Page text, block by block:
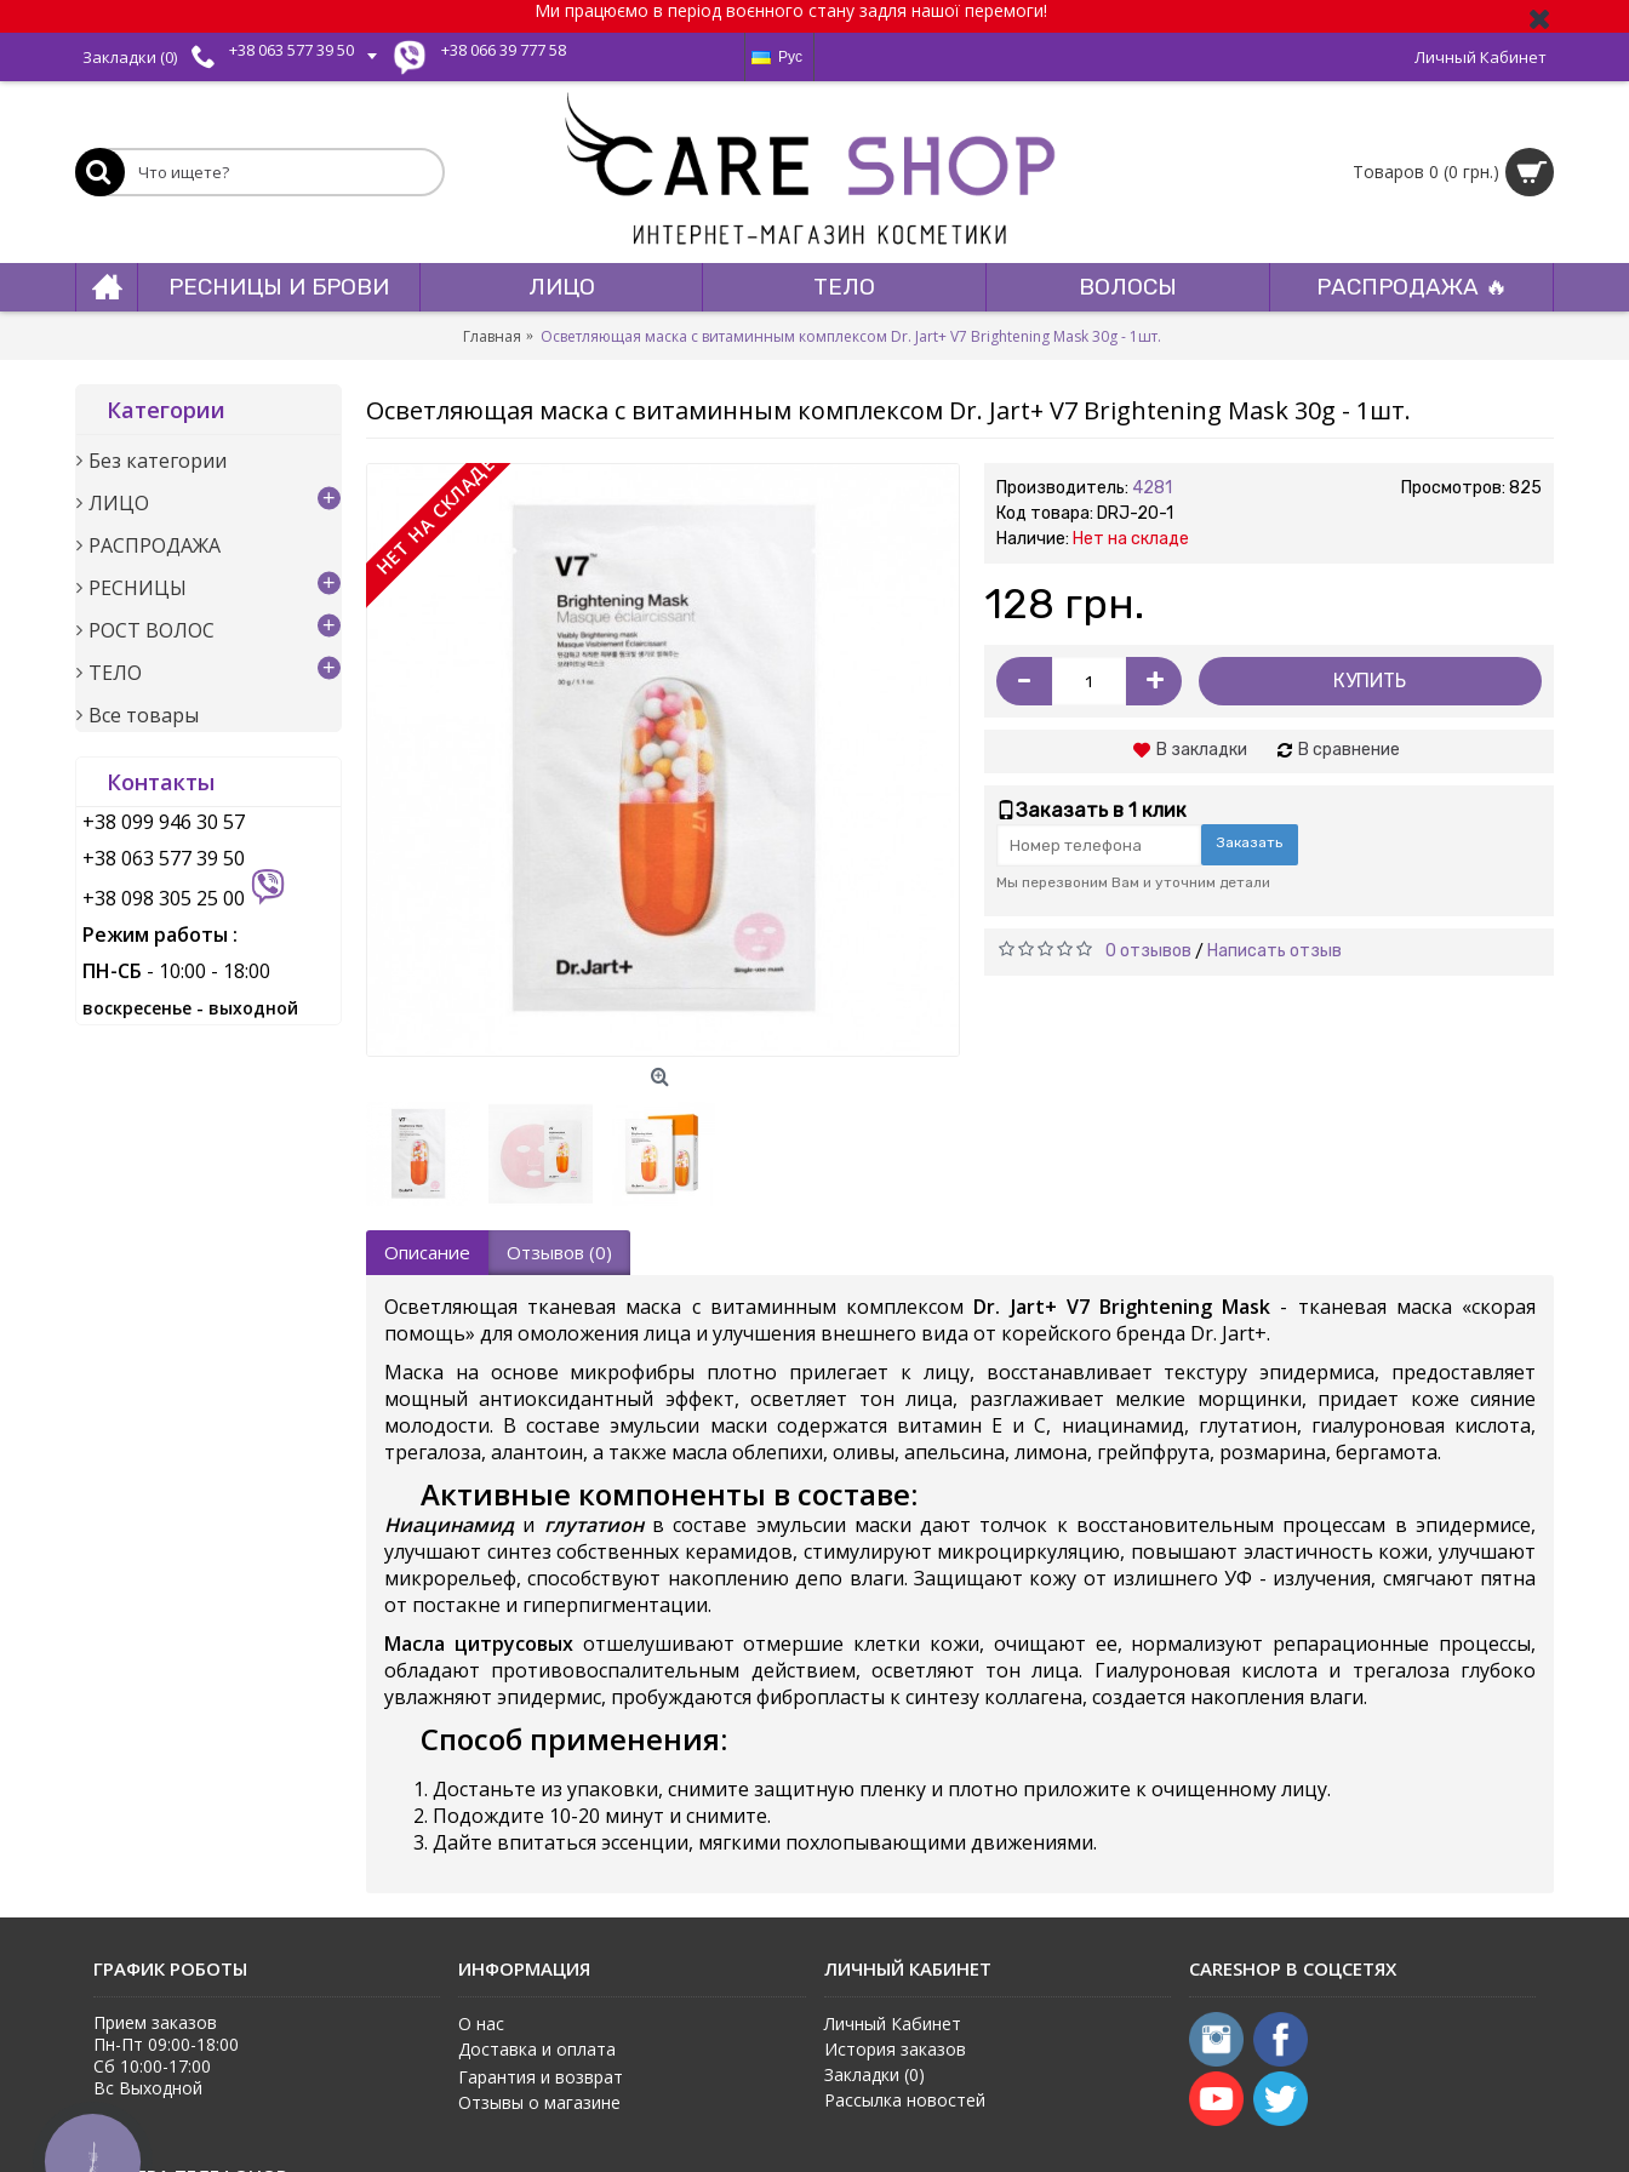
Ми працюємо в період воєнного стану задля нашої перемоги!
Закладки (0) +38 063 577 39 50 +38 066 39 777 58 Рус Личный Кабинет
Товаров 0 (0 грн.)
РЕСНИЦЫ И БРОВИ ЛИЦО ТЕЛО ВОЛОСЫ РАСПРОДАЖА 🔥
Главная Осветляющая маска с витаминным комплексом Dr. Jart+ V7 Brightening Mask 30g - 1шт.
Категории
Без категории
ЛИЦО
+
РАСПРОДАЖА
РЕСНИЦЫ
+
РОСТ ВОЛОС +
ТЕЛО +
Все товары
Контакты
+38 099 946 30 57
+38 063 577 39 50
+38 098 305 25 00
Режим работы :
ПН-СБ - 10:00 - 18:00
воскресенье - выходной
Осветляющая маска с витаминным комплексом Dr. Jart+ V7 Brightening Mask 30g - 1шт.
НЕТ НА СКЛАДЕ Просмотров: 825
Производитель: 4281
Код товара: DRJ-20-1
Наличие: Нет на складе
128 грн.
- + КУПИТЬ
В закладки В сравнение
Заказать в 1 клик
Заказать
Мы перезвоним Вам и уточним детали
0 отзывов / Написать отзыв
Описание Отзывов (0)
Осветляющая тканевая маска с витаминным комплексом Dr. Jart+ V7 Brightening Mask - тканевая маска «скорая
помощь» для омоложения лица и улучшения внешнего вида от корейского бренда Dr. Jart+.
Маска на основе микрофибры плотно прилегает к лицу, восстанавливает текстуру эпидермиса, предоставляет
мощный антиоксидантный эффект, осветляет тон лица, разглаживает мелкие морщинки, придает коже сияние
молодости. В составе эмульсии маски содержатся витамин Е и С, ниацинамид, глутатион, гиалуроновая кислота,
трегалоза, алантоин, а также масла облепихи, оливы, апельсина, лимона, грейпфрута, розмарина, бергамота.
Активные компоненты в составе:
Ниацинамид и глутатион в составе эмульсии маски дают толчок к восстановительным процессам в эпидермисе,
улучшают синтез собственных керамидов, стимулируют микроциркуляцию, повышают эластичность кожи, улучшают
микрорельеф, способствуют накоплению депо влаги. Защищают кожу от излишнего УФ - излучения, смягчают пятна
от постакне и гиперпигментации.
Масла цитрусовыхотшелушивают отмершие клетки кожи, очищают ее, нормализуют репарационные процессы,
обладают противовоспалительным действием, осветляют тон лица. Гиалуроновая кислота и трегалоза глубоко
увлажняют эпидермис, пробуждаются фибропласты к синтезу коллагена, создается накопления влаги.
Способ применения:
Достаньте из упаковки, снимите защитную пленку и плотно приложите к очищенному лицу.
Подождите 10-20 минут и снимите.
Дайте впитаться эссенции, мягкими похлопывающими движениями.
ГРАФИК РОБОТЫ
Прием заказов
Пн-Пт 09:00-18:00
Сб 10:00-17:00
Вс Выходной
ИНФОРМАЦИЯ
О нас
Доставка и оплата
Гарантия и возврат
Отзывы о магазине
ЛИЧНЫЙ КАБИНЕТ
Личный Кабинет
История заказов
Закладки (0)
Рассылка новостей
CARESHOP В СОЦСЕТЯХ
КНОПКА
ЗВ'ЯЗКУ